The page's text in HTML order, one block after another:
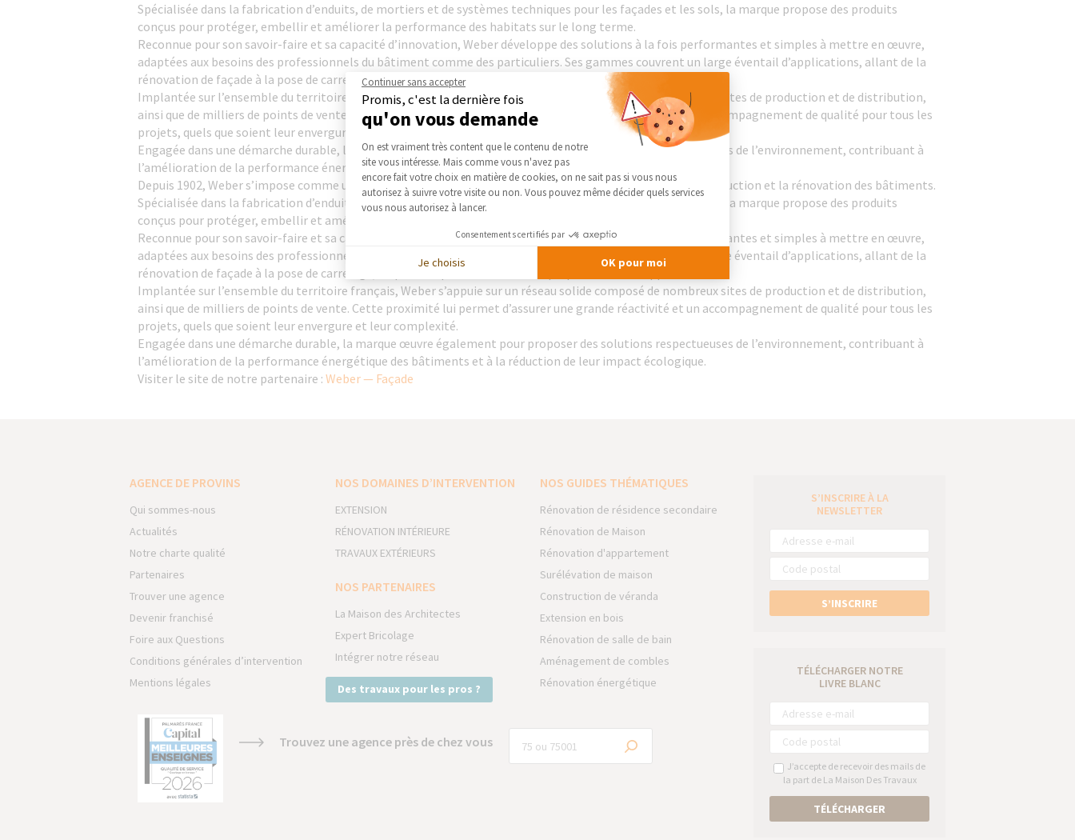
Spécialisée dans la fabrication d’enduits, de mortiers et de systèmes techniques pour les façades et les sols, la marque propose des produits
conçus pour protéger, embellir et améliorer la performance des habitats sur le long terme.
Reconnue pour son savoir-faire et sa capacité d’innovation, Weber développe des solutions à la fois performantes et simples à mettre en œuvre,
adaptées aux besoins des professionnels du bâtiment comme des particuliers. Ses gammes couvrent un large éventail d’applications, allant de la
rénovation de façade à la pose de carrelage, en passant par l’isolation et la préparation des supports.
Implantée sur l’ensemble du territoire français, Weber s’appuie sur un réseau solide composé de nombreux sites de production et de distribution,
ainsi que de milliers de points de vente. Cette proximité lui permet d’assurer une grande réactivité et un accompagnement de qualité pour tous les
projets, quels que soient leur envergure et leur complexité.
Engagée dans une démarche durable, la marque œuvre également pour proposer des solutions respectueuses de l’environnement, contribuant à
l’amélioration de la performance énergétique des bâtiments et à la réduction de leur impact écologique.
Depuis 1902, Weber s’impose comme un acteur incontournable dans le domaine des solutions pour la construction et la rénovation des bâtiments.
Spécialisée dans la fabrication d’enduits, de mortiers et de systèmes techniques pour les façades et les sols, la marque propose des produits
conçus pour protéger, embellir et améliorer la performance des habitats sur le long terme.
Reconnue pour son savoir-faire et sa capacité d’innovation, Weber développe des solutions à la fois performantes et simples à mettre en œuvre,
adaptées aux besoins des professionnels du bâtiment comme des particuliers. Ses gammes couvrent un large éventail d’applications, allant de la
rénovation de façade à la pose de carrelage, en passant par l’isolation et la préparation des supports.
Implantée sur l’ensemble du territoire français, Weber s’appuie sur un réseau solide composé de nombreux sites de production et de distribution,
ainsi que de milliers de points de vente. Cette proximité lui permet d’assurer une grande réactivité et un accompagnement de qualité pour tous les
projets, quels que soient leur envergure et leur complexité.
Engagée dans une démarche durable, la marque œuvre également pour proposer des solutions respectueuses de l’environnement, contribuant à
l’amélioration de la performance énergétique des bâtiments et à la réduction de leur impact écologique.
Visiter le site de notre partenaire : Weber — Façade
AGENCE DE PROVINS
Qui sommes-nous
Actualités
Notre charte qualité
Partenaires
Trouver une agence
Devenir franchisé
Foire aux Questions
Conditions générales d’intervention
Mentions légales
NOS DOMAINES D’INTERVENTION
EXTENSION
RÉNOVATION INTÉRIEURE
TRAVAUX EXTÉRIEURS
NOS PARTENAIRES
La Maison des Architectes
Expert Bricolage
Intégrer notre réseau
Des travaux pour les pros ?
NOS GUIDES THÉMATIQUES
Rénovation de résidence secondaire
Rénovation de Maison
Rénovation d'appartement
Surélévation de maison
Construction de véranda
Extension en bois
Rénovation de salle de bain
Aménagement de combles
Rénovation énergétique
Trouvez une agence près de chez vous
S’INSCRIRE À LA
NEWSLETTER
S’INSCRIRE
TÉLÉCHARGER NOTRE
LIVRE BLANC
J’accepte de recevoir des mails de
la part de La Maison Des Travaux
TÉLÉCHARGER
Continuer sans accepter
Promis, c'est la dernière fois
qu'on vous demande
Plateforme de Gestion du Consentement : Personnalisez vos Options
On est vraiment très content que le contenu de notre
site vous intéresse. Mais comme vous n'avez pas
encore fait votre choix en matière de cookies, on ne sait pas si vous nous
autorisez à suivre votre visite ou non. Vous pouvez même décider quels services
vous nous autorisez à lancer.
Consentements certifiés par
Je choisis OK pour moi
Axeptio consent